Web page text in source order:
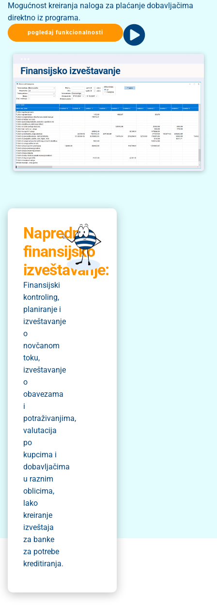
Mogućnost kreiranja naloga za plaćanje dobavljačima
direktno iz programa.
pogledaj funkcionalnosti
Napredno
finansijsko
izveštavanje:
Finansijski
kontroling,
planiranje i
izveštavanje
o
novčanom
toku,
izveštavanje
o
obavezama
i
potraživanjima,
valutacija
po
kupcima i
dobavljačima
u raznim
oblicima,
lako
kreiranje
izveštaja
za banke
za potrebe
kreditiranja.